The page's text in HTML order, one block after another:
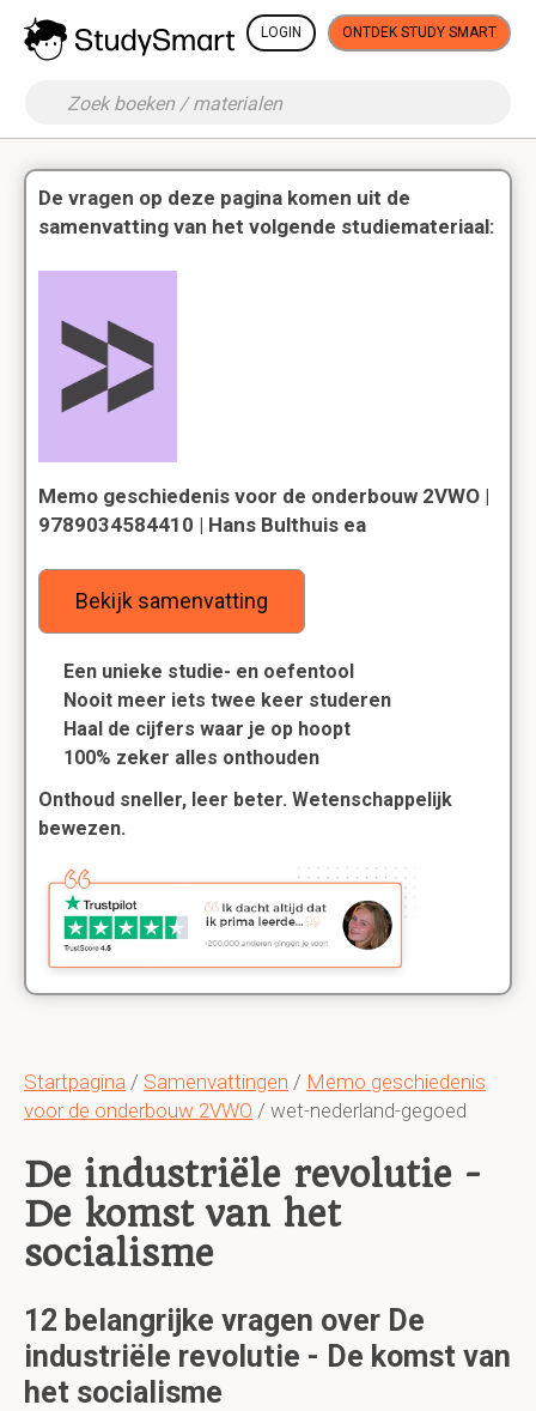
LOGIN ONTDEK STUDY SMART
Startpagina / Samenvattingen / Memo geschiedenis
voor de onderbouw 2VWO / wet-nederland-gegoed
De industriële revolutie -
De komst van het
socialisme
12 belangrijke vragen over De
industriële revolutie - De komst van
het socialisme
De vragen op deze pagina komen uit de
samenvatting van het volgende studiemateriaal:
Memo geschiedenis voor de onderbouw 2VWO |
9789034584410 | Hans Bulthuis ea
Bekijk samenvatting
Een unieke studie- en oefentool
Nooit meer iets twee keer studeren
Haal de cijfers waar je op hoopt
100% zeker alles onthouden
Onthoud sneller, leer beter. Wetenschappelijk
bewezen.